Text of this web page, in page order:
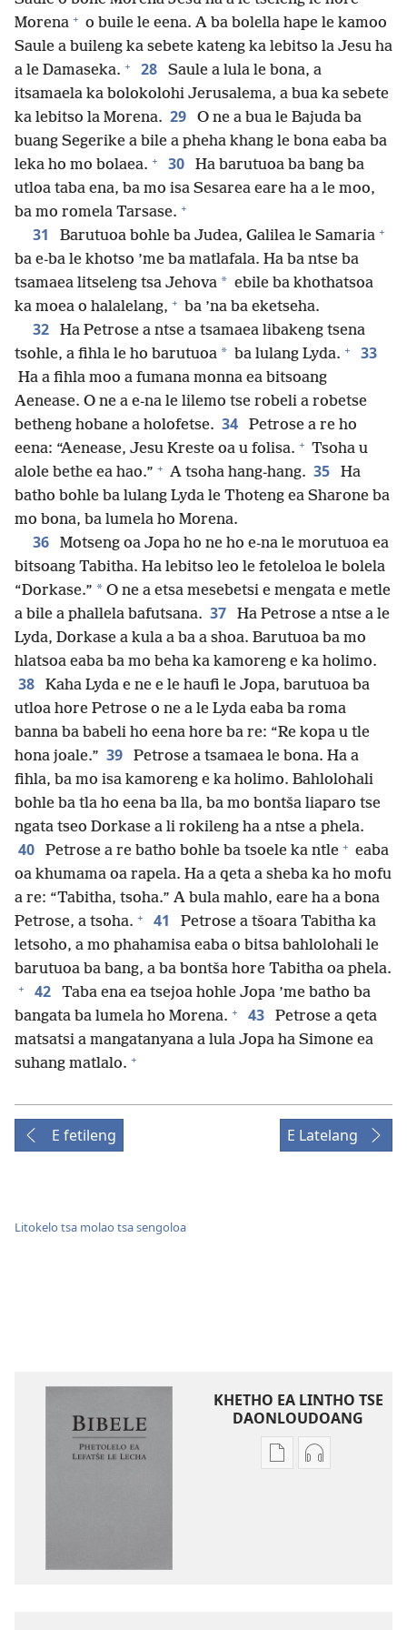
Morena + o buile le eena. A ba bolella hape le kamoo
Saule a buileng ka sebete kateng ka lebitso la Jesu ha
a le Damaseka. + 28
Saule a lula le bona, a
itsamaela ka bolokolohi Jerusalema, a bua ka sebete
ka lebitso la Morena. 29
O ne a bua le Bajuda ba
buang Segerike a bile a pheha khang le bona eaba ba
leka ho mo bolaea. + 30
Ha barutuoa ba bang ba
utloa taba ena, ba mo isa Sesarea eare ha a le moo,
ba mo romela Tarsase. +
31 Barutuoa bohle ba Judea, Galilea le Samaria +
ba e-ba le khotso ’me ba matlafala. Ha ba ntse ba
tsamaea litseleng tsa Jehova * ebile ba khothatsoa
ka moea o halalelang, + ba ’na ba eketseha.
32
Ha Petrose a ntse a tsamaea libakeng tsena
tsohle, a fihla le ho barutuoa * ba lulang Lyda. + 33
Ha a fihla moo a fumana monna ea bitsoang
Aenease. O ne a e-na le lilemo tse robeli a robetse
betheng hobane a holofetse. 34
Petrose a re ho
eena: “Aenease, Jesu Kreste oa u folisa. + Tsoha u
alole bethe ea hao.” + A tsoha hang-hang. 35
Ha
batho bohle ba lulang Lyda le Thoteng ea Sharone ba
mo bona, ba lumela ho Morena.
36
Motseng oa Jopa ho ne ho e-na le morutuoa ea
bitsoang Tabitha. Ha lebitso leo le fetoleloa le bolela
“Dorkase.” * O ne a etsa mesebetsi e mengata e metle
a bile a phallela bafutsana. 37
Ha Petrose a ntse a le
Lyda, Dorkase a kula a ba a shoa. Barutuoa ba mo
hlatsoa eaba ba mo beha ka kamoreng e ka holimo.
38
Kaha Lyda e ne e le haufi le Jopa, barutuoa ba
utloa hore Petrose o ne a le Lyda eaba ba roma
banna ba babeli ho eena hore ba re: “Re kopa u tle
hona joale.” 39
Petrose a tsamaea le bona. Ha a
fihla, ba mo isa kamoreng e ka holimo. Bahlolohali
bohle ba tla ho eena ba lla, ba mo bontša liaparo tse
ngata tseo Dorkase a li rokileng ha a ntse a phela.
40 Petrose a re batho bohle ba tsoele ka ntle + eaba
oa khumama oa rapela. Ha a qeta a sheba ka ho mofu
a re: “Tabitha, tsoha.” A bula mahlo, eare ha a bona
Petrose, a tsoha. + 41
Petrose a tšoara Tabitha ka
letsoho, a mo phahamisa eaba o bitsa bahlolohali le
barutuoa ba bang, a ba bontša hore Tabitha oa phela.
+ 42
Taba ena ea tsejoa hohle Jopa ’me batho ba
bangata ba lumela ho Morena. + 43
Petrose a qeta
matsatsi a mangatanyana a lula Jopa ha Simone ea
suhang matlalo. +
E fetileng E Latelang
Litokelo tsa molao tsa sengoloa
KHETHO EA LINTHO TSE
DAONLOUDOANG
KhethoKhetho